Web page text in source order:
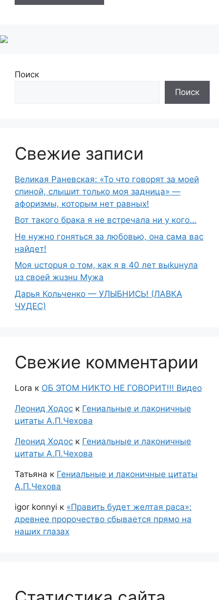
Поиск
Поиск
Свежие записи
Великая Раневская: «То что говорят за моей
спиной, слышит только моя задница» —
афоризмы, которым нет равных!
Вот такого брака я не встречала ни у кого…
Не нужно гоняться за любовью, она сама вас
найдет!
Moя ucтopuя о том, как я в 40 лет выkuнyлa
uз свoeй жuзнu Myжа
Дарья Кольченко — УЛЫБНИСЬ! (ЛАВКА
ЧУДЕС)
Свежие комментарии
Lora к ОБ ЭТОМ НИКТО НЕ ГОВОРИТ!!! Видео
Леонид Ходос к Гениальные и лаконичные
цитаты А.П.Чехова
Леонид Ходос к Гениальные и лаконичные
цитаты А.П.Чехова
Татьяна к Гениальные и лаконичные цитаты
А.П.Чехова
igor konnyi к «Править будет желтая раса»:
древнее пророчество сбывается прямо на
наших глазах